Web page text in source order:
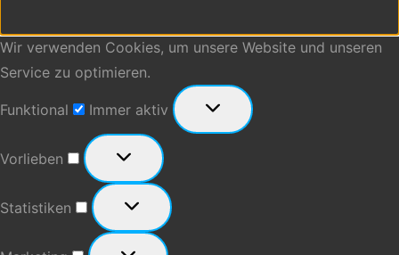
Wir verwenden Cookies, um unsere Website und unseren
Service zu optimieren.
Funktional Immer aktiv
Vorlieben
Vorlieben
Statistiken
Statistiken
Marketing